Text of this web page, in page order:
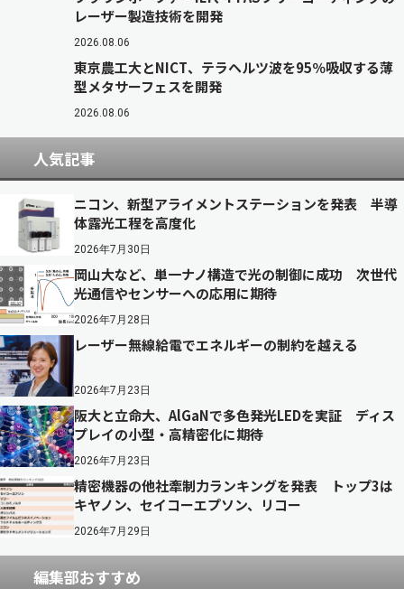
レーザー製造技術を開発
2026.08.06
東京農工大とNICT、テラヘルツ波を95％吸収する薄
型メタサーフェスを開発
2026.08.06
人気記事
ニコン、新型アライメントステーションを発表 半導
体露光工程を高度化
2026年7月30日
岡山大など、単一ナノ構造で光の制御に成功 次世代
光通信やセンサーへの応用に期待
2026年7月28日
レーザー無線給電でエネルギーの制約を越える
2026年7月23日
阪大と立命大、AlGaNで多色発光LEDを実証 ディス
プレイの小型・高精密化に期待
2026年7月23日
精密機器の他社牽制力ランキングを発表 トップ3は
キヤノン、セイコーエプソン、リコー
2026年7月29日
編集部おすすめ